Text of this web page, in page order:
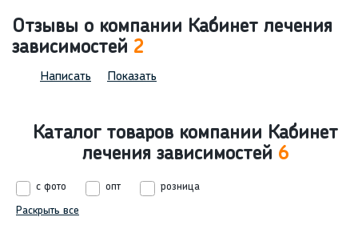
Отзывы о компании Кабинет лечения
зависимостей 2
Написать Показать
Каталог товаров компании Кабинет
лечения зависимостей 6
с фото опт
розница
Раскрыть все